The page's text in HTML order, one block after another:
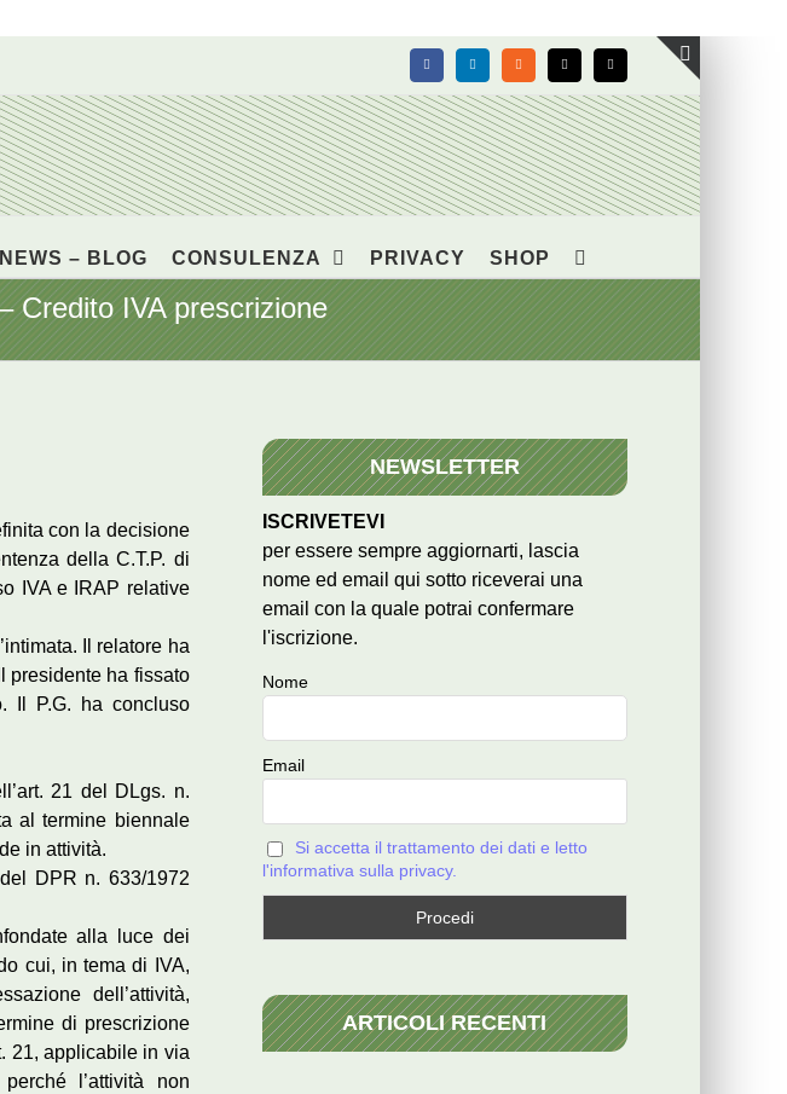
FacebookLinkedIn Rss X Email
NEWS – BLOG CONSULENZA PRIVACY SHOP
Credito IVA prescrizione
con la decisione
della C.T.P. di
IVA e IRAP relative
Il relatore ha
presidente ha fissato
Il P.G. ha concluso
21 del DLgs. n.
al termine biennale
in attività.
DPR n. 633/1972
alla luce dei
cui, in tema di IVA,
dell’attività,
di prescrizione
21, applicabile in via
l’attività non
NEWSLETTER
ISCRIVETEVI
per essere sempre aggiornarti, lascia
nome ed email qui sotto riceverai una
email con la quale potrai confermare
l'iscrizione.
Nome
Email
Si accetta il trattamento dei dati e letto
l'informativa sulla privacy.
ARTICOLI RECENTI
Toggle
area
barra
scorrevole